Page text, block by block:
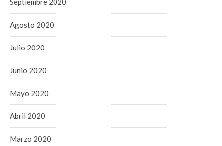
Septiembre 2020
Agosto 2020
Julio 2020
Junio 2020
Mayo 2020
Abril 2020
Marzo 2020